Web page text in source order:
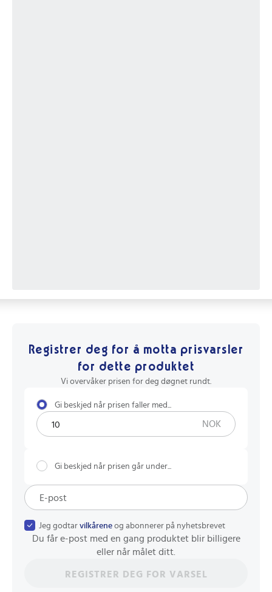
Registrer deg for å motta prisvarsler
for dette produktet
Vi overvåker prisen for deg døgnet rundt.
Gi beskjed når prisen faller med...
NOK
Gi beskjed når prisen går under...
Jeg godtar vilkårene og abonnerer på nyhetsbrevet
Du får e-post med en gang produktet blir billigere
eller når målet ditt.
REGISTRER DEG FOR VARSEL